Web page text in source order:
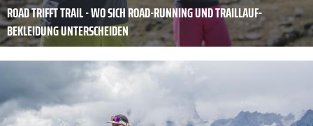
ROAD TRIFFT TRAIL - WO SICH ROAD-RUNNING UND TRAILLAUF-
BEKLEIDUNG UNTERSCHEIDEN